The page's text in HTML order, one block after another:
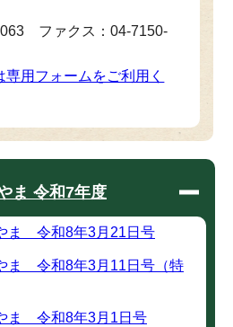
ファクス：04-7150-
専用フォームをご利用く
ま 令和7年度
ま 令和8年3月21日号
ま 令和8年3月11日号（特
ま 令和8年3月1日号